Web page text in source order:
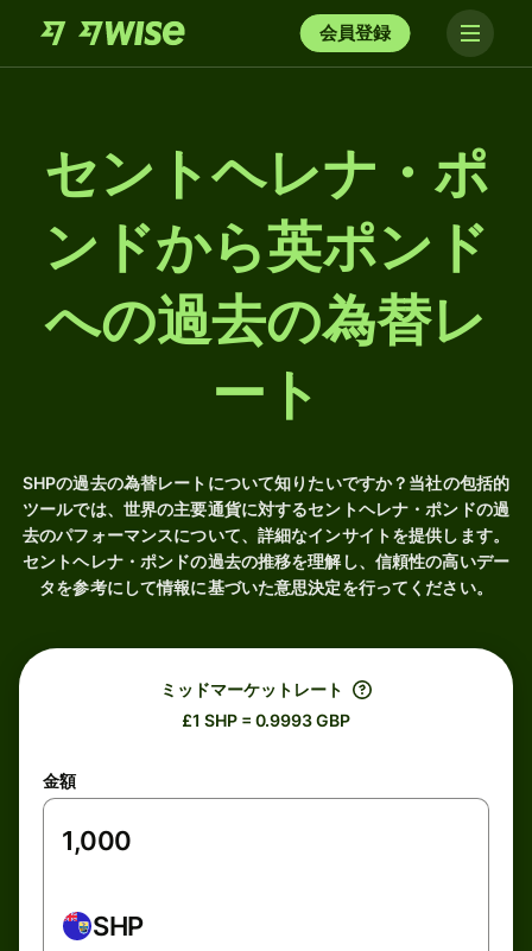
会員登録
セントヘレナ・ポ
ンドから英ポンド
への過去の為替レ
ート
SHPの過去の為替レートについて知りたいですか？当社の包括的
ツールでは、世界の主要通貨に対するセントヘレナ・ポンドの過
去のパフォーマンスについて、詳細なインサイトを提供します。
セントヘレナ・ポンドの過去の推移を理解し、信頼性の高いデー
タを参考にして情報に基づいた意思決定を行ってください。
ミッドマーケットレート
£1 SHP = 0.9993 GBP
金額
SHP